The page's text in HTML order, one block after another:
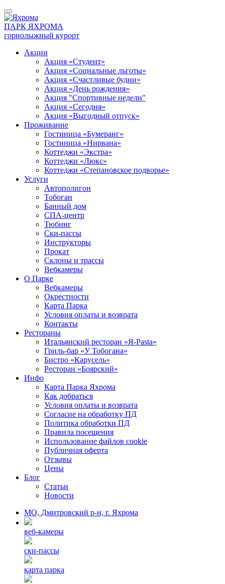
ПАРК ЯХРОМА
горнолыжный курорт
Акции
Акция «Студент»
Акция «Социальные льготы»
Акция «Счастливые будни»
Акция «День рождения»
Акция "Спортивные недели"
Акция «Сегодня»
Акция «Выгодный отпуск»
Проживание
Гостиница «Бумеранг»
Гостиница «Нирвана»
Коттеджи «Экстра»
Коттеджи «Люкс»
Коттеджи «Степановское подворье»
Услуги
Автополигон
Тобоган
Банный дом
СПА-центр
Тюбинг
Ски-пассы
Инструкторы
Прокат
Склоны и трассы
Вебкамеры
О Парке
Вебкамеры
Окрестности
Карта Парка
Условия оплаты и возврата
Контакты
Рестораны
Итальянский ресторан «Я-Pasta»
Гриль-бар «У Тобогана»
Бистро «Карусель»
Ресторан «Боярский»
Инфо
Карта Парка Яхрома
Как добраться
Условия оплаты и возврата
Согласие на обработку ПД
Политика обработки ПД
Правила посещения
Использование файлов cookie
Публичная оферта
Отзывы
Цены
Блог
Статьи
Новости
МO, Дмитровский р-н, г. Яхрома
веб-камеры
ски-пассы
карта парка